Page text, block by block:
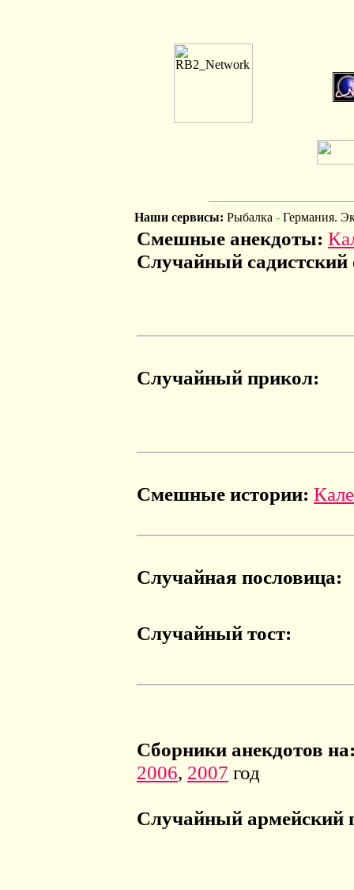
Наши сервисы: Рыбалка - Германия.
Смешные анекдоты:
Случайный
Случайный прикол:
Смешные истории:
Случайная пословица:
Случайный тост:
Сборники анекдотов
2006, 2007 год
Случайный армейский